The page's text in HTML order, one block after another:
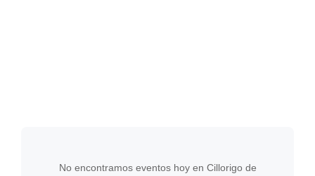
No encontramos eventos hoy en Cillorigo de